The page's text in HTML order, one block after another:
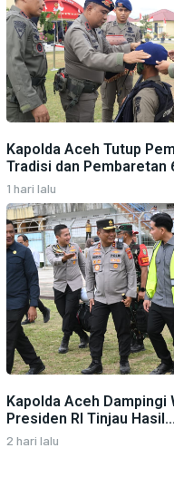
Kapolda Aceh Tutup
Tradisi dan Pembaretan
1 hari lalu
Kapolda Aceh Dampingi
Presiden RI Tinjau Hasil...
2 hari lalu